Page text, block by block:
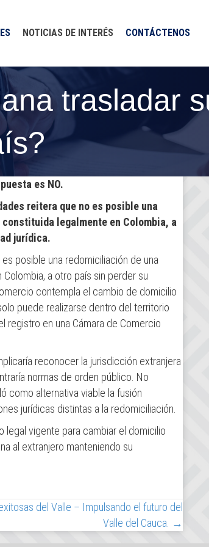
NOTICIAS DE INTERÉS CONTÁCTENOS
trasladar
es NO.
reitera que no es posible una
legalmente en Colombia, a
jurídica.
posible una redomiciliación de una
a otro país sin perder su
contempla el cambio de domicilio
puede realizarse dentro del territorio
registro en una Cámara de Comercio
reconocer la jurisdicción extranjera
normas de orden público. No
como alternativa viable la fusión
jurídicas distintas a la redomiciliación.
legal vigente para cambiar el domicilio
al extranjero manteniendo su
del Valle – Impulsando el futuro del
Valle del Cauca. →